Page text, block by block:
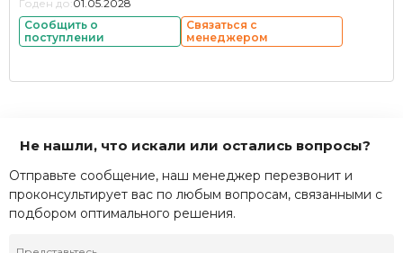
Годен до: 01.05.2028
Сообщить о
поступлении
Связаться с
менеджером
Не нашли, что искали или остались вопросы?
Отправьте сообщение, наш менеджер перезвонит и
проконсультирует вас по любым вопросам, связанными с
подбором оптимального решения.